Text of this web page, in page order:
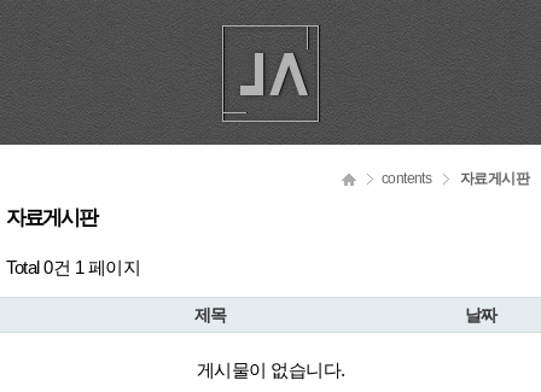
contents 자료게시판
자료게시판
Total 0건 1 페이지
제목 날짜
게시물이 없습니다.